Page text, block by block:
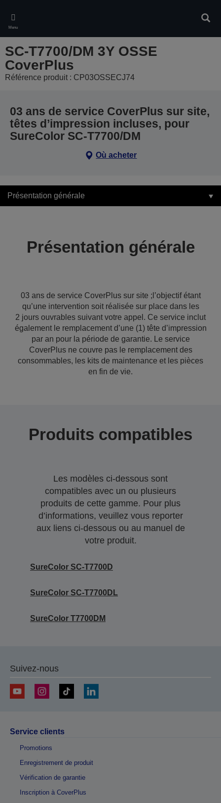
main
content
Menu
SC-T7700/DM 3Y OSSE
CoverPlus
Référence produit : CP03OSSECJ74
03 ans de service CoverPlus sur site,
têtes d’impression incluses, pour
SureColor SC-T7700/DM
Où acheter
Présentation générale
Présentation générale
03 ans de service CoverPlus sur site ;l’objectif étant
qu’une intervention soit réalisée sur place dans les
2 jours ouvrables suivant votre appel. Ce service inclut
également le remplacement d’une (1) tête d’impression
par an pour la période de garantie. Le service
CoverPlus ne couvre pas le remplacement des
consommables, les kits de maintenance et les pièces
en fin de vie.
Produits compatibles
Les modèles ci-dessous sont
compatibles avec un ou plusieurs
produits de cette gamme. Pour plus
d’informations, veuillez vous reporter
aux liens ci-dessous ou au manuel de
votre produit.
SureColor SC-T7700D
SureColor SC-T7700DL
SureColor T7700DM
Suivez-nous
Service clients
Promotions
Enregistrement de produit
Vérification de garantie
Inscription à CoverPlus